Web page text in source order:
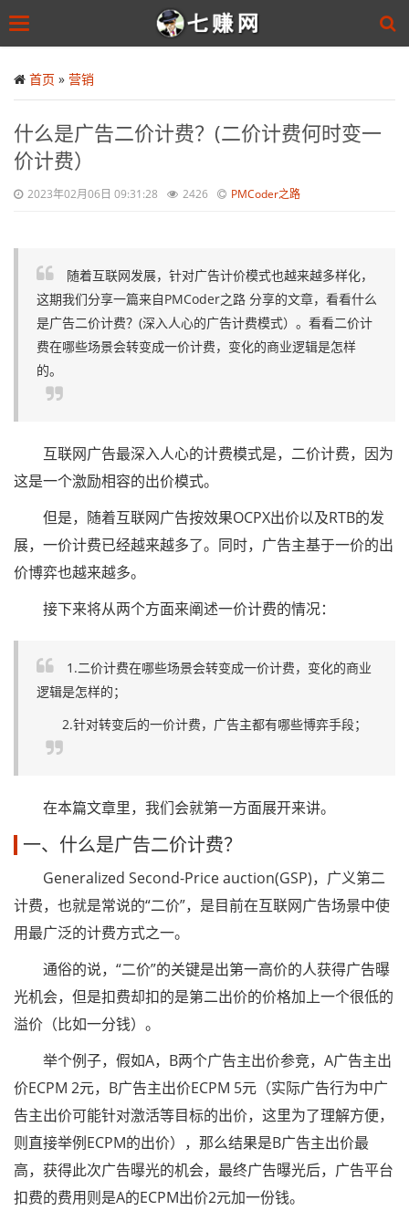
to
main
Toggle
首页 » 营销
什么是广告二价计费？(二价计费何时变一
价计费）
2023年02月06日 09:31:28 2426 PMCoder之路
随着互联网发展，针对广告计价模式也越来越多样化，
这期我们分享一篇来自PMCoder之路 分享的文章，看看什么
是广告二价计费？(深入人心的广告计费模式）。看看二价计
费在哪些场景会转变成一价计费，变化的商业逻辑是怎样
的。
互联网广告最深入人心的计费模式是，二价计费，因为
这是一个激励相容的出价模式。
但是，随着互联网广告按效果OCPX出价以及RTB的发
展，一价计费已经越来越多了。同时，广告主基于一价的出
价博弈也越来越多。
接下来将从两个方面来阐述一价计费的情况：
1.二价计费在哪些场景会转变成一价计费，变化的商业
逻辑是怎样的；
2.针对转变后的一价计费，广告主都有哪些博弈手段；
在本篇文章里，我们会就第一方面展开来讲。
一、什么是广告二价计费？
Generalized Second-Price auction(GSP)，广义第二
计费，也就是常说的“二价”，是目前在互联网广告场景中使
用最广泛的计费方式之一。
通俗的说，“二价”的关键是出第一高价的人获得广告曝
光机会，但是扣费却扣的是第二出价的价格加上一个很低的
溢价（比如一分钱）。
举个例子，假如A，B两个广告主出价参竞，A广告主出
价ECPM 2元，B广告主出价ECPM 5元（实际广告行为中广
告主出价可能针对激活等目标的出价，这里为了理解方便，
则直接举例ECPM的出价），那么结果是B广告主出价最
高，获得此次广告曝光的机会，最终广告曝光后，广告平台
扣费的费用则是A的ECPM出价2元加一份钱。